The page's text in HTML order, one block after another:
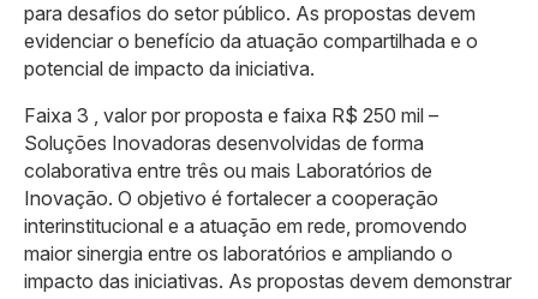
para desafios do setor público. As propostas devem
evidenciar o benefício da atuação compartilhada e o
potencial de impacto da iniciativa.
Faixa 3 , valor por proposta e faixa R$ 250 mil –
Soluções Inovadoras desenvolvidas de forma
colaborativa entre três ou mais Laboratórios de
Inovação. O objetivo é fortalecer a cooperação
interinstitucional e a atuação em rede, promovendo
maior sinergia entre os laboratórios e ampliando o
impacto das iniciativas. As propostas devem demonstrar